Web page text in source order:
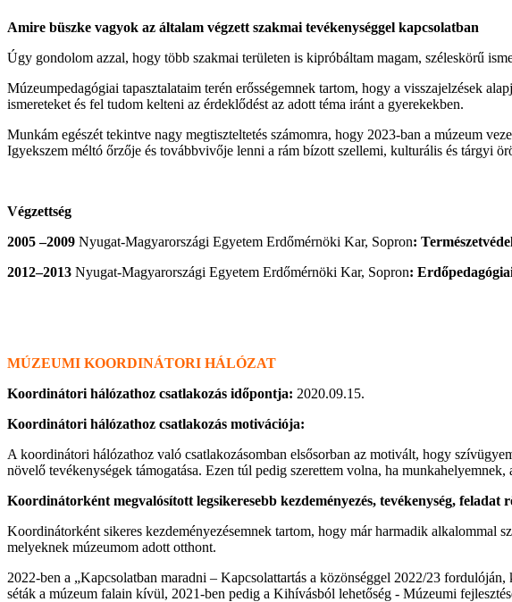
Amire büszke vagyok az általam végzett szakmai tevékenységgel kapcsolatban
Úgy gondolom azzal, hogy több szakmai területen is kipróbáltam magam, széleskörű
Múzeumpedagógiai tapasztalataim terén erősségemnek tartom, hogy a visszajelzések
ismereteket és fel tudom kelteni az érdeklődést az adott téma iránt a gyerekekben.
Munkám egészét tekintve nagy megtiszteltetés számomra, hogy 2023-ban a múzeum
Igyekszem méltó őrzője és továbbvivője lenni a rám bízott szellemi, kulturális és tárgyi
Végzettség
2005 –2009 Nyugat-Magyarországi Egyetem Erdőmérnöki Kar, Sopron:
2012–2013 Nyugat-Magyarországi Egyetem Erdőmérnöki Kar, Sopron:
MÚZEUMI KOORDINÁTORI HÁLÓZAT
Koordinátori hálózathoz csatlakozás időpontja: 2020.09.15.
Koordinátori hálózathoz csatlakozás motivációja:
A koordinátori hálózathoz való csatlakozásomban elsősorban az motivált, hogy
növelő tevékenységek támogatása. Ezen túl pedig szerettem volna, ha
Koordinátorként megvalósított legsikeresebb kezdeményezés, tevékenység, feladat
Koordinátorként sikeres kezdeményezésemnek tartom, hogy már harmadik alkalommal
melyeknek múzeumom adott otthont.
2022-ben a „Kapcsolatban maradni – Kapcsolattartás a közönséggel 2022/23
séták a múzeum falain kívül, 2021-ben pedig a Kihívásból lehetőség - Múzeumi